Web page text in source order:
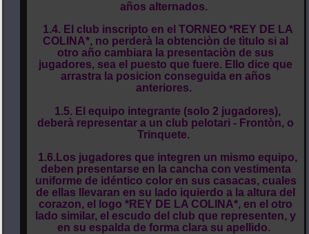
años alternados.
1.4. El club inscripto en el TORNEO *REY DE LA
COLINA*, no perderà la obtenciòn de tìtulo si al
otro año cambiara la presentaciòn de sus
jugadores, sea el puesto que fuere. Ello dice que
arrastra la posicion conseguida en años
anteriores.
1.5. El equipo integrante (solo 2 jugadores),
deberà representar a un club pelotari - Frontòn, o
Trinquete.
1.6.Los jugadores que integren un mismo equipo,
deben presentarse en la cancha con vestimenta
uniforme de idéntico color en sus casacas, cuales
de ellas llevaran en su lado iquierdo a la altura del
corazon, el logo *REY DE LA COLINA*, en el otro
lado similar, el escudo del club que representen, y
en su espalda de forma clara su apellido.